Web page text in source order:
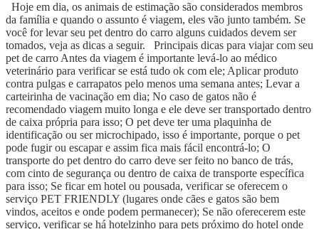
Hoje em dia, os animais de estimação são considerados membros
da família e quando o assunto é viagem, eles vão junto também. Se
você for levar seu pet dentro do carro alguns cuidados devem ser
tomados, veja as dicas a seguir. Principais dicas para viajar com seu
pet de carro Antes da viagem é importante levá-lo ao médico
veterinário para verificar se está tudo ok com ele; Aplicar produto
contra pulgas e carrapatos pelo menos uma semana antes; Levar a
carteirinha de vacinação em dia; No caso de gatos não é
recomendado viagem muito longa e ele deve ser transportado dentro
de caixa própria para isso; O pet deve ter uma plaquinha de
identificação ou ser microchipado, isso é importante, porque o pet
pode fugir ou escapar e assim fica mais fácil encontrá-lo; O
transporte do pet dentro do carro deve ser feito no banco de trás,
com cinto de segurança ou dentro de caixa de transporte específica
para isso; Se ficar em hotel ou pousada, verificar se oferecem o
serviço PET FRIENDLY (lugares onde cães e gatos são bem
vindos, aceitos e onde podem permanecer); Se não oferecerem este
serviço, verificar se há hotelzinho para pets próximo do hotel onde